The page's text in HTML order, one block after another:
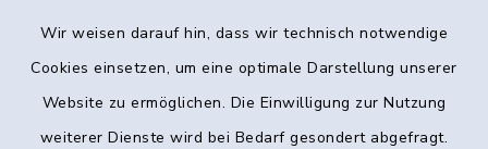
Wir weisen darauf hin, dass wir technisch notwendige
Cookies einsetzen, um eine optimale Darstellung unserer
Website zu ermöglichen. Die Einwilligung zur Nutzung
weiterer Dienste wird bei Bedarf gesondert abgefragt.
Ratsinformation, Sitzungstermine
Amtsblatt
Geo-Datenportal